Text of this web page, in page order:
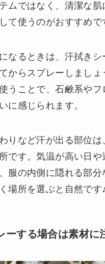
ムではなく、清潔な肌
て使うのがおすすめ
なるときは、汗拭きシ
からスプレーしましょ
うことで、石鹸系やフ
に感じられます。
りなど汗が出る部位は
です。気温が高い日や
服の内側に隠れる部分
場所を選ぶと自然です
ーする場合は素材に